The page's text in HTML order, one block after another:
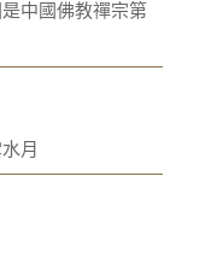
中國佛教禪宗第
月